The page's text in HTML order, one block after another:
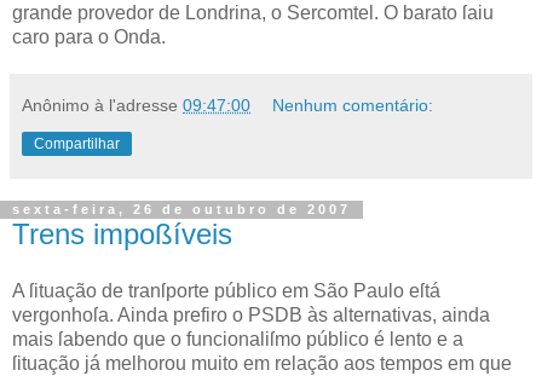
grande provedor de Londrina, o Sercomtel . O barato ſaiu
caro para o Onda.
Anônimo à l'adresse 09:47:00 Nenhum comentário:
Compartilhar
sexta-feira, 26 de outubro de 2007
Trens impoßíveis
A ſituação de tranſporte público em São Paulo eſtá
vergonhoſa. Ainda prefiro o PSDB às alternativas, ainda
mais ſabendo que o funcionaliſmo público é lento e a
ſituação já melhorou muito em relação aos tempos em que